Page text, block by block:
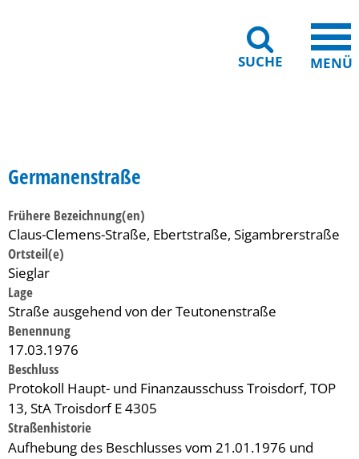
SUCHE MENÜ
Germanenstraße
Frühere Bezeichnung(en)
Claus-Clemens-Straße, Ebertstraße, Sigambrerstraße
Ortsteil(e)
Sieglar
Lage
Straße ausgehend von der Teutonenstraße
Benennung
17.03.1976
Beschluss
Protokoll Haupt- und Finanzausschuss Troisdorf, TOP
13, StA Troisdorf E 4305
Straßenhistorie
Aufhebung des Beschlusses vom 21.01.1976 und